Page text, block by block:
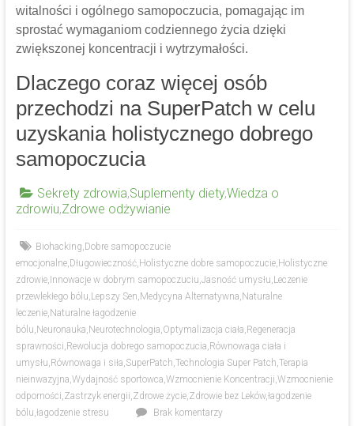
witalności i ogólnego samopoczucia, pomagając im
sprostać wymaganiom codziennego życia dzięki
zwiększonej koncentracji i wytrzymałości.
Dlaczego coraz więcej osób
przechodzi na SuperPatch w celu
uzyskania holistycznego dobrego
samopoczucia
Sekrety zdrowia,Suplementy diety,Wiedza o
zdrowiu,Zdrowe odżywianie
Biohacking, Dobre samopoczucie
emocjonalne, Długowieczność, Holistyczne dobre samopoczucie, Holistyczne
zdrowie, Innowacje w dobrym samopoczuciu,Jasność umysłu, Leczenie
przewlekłego bólu, Lepszy Sen, Medycyna Alternatywna, Naturalne
leczenie, Naturalne łagodzenie
bólu, Neuronauka, Neurotechnologia,Optymalizacja ciała, Regeneracja
sprawności, Rewolucja dobrego samopoczucia, Równowaga ciała i
umysłu, Równowaga i siła,SuperPatch,Technologia Super Patch,Terapia
nieinwazyjna,Wydajność sportowca,Wzmocnienie Koncentracji,Wzmocnienie
odporności,Zastrzyk energii,Zdrowe życie,Zdrowie bez Leków,łagodzenie
bólu,łagodzenie stresu Brak komentarzy